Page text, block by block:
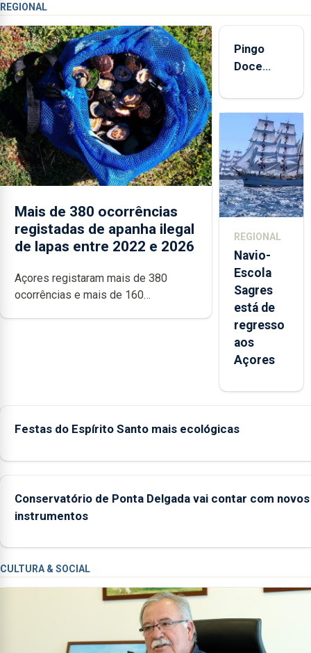
REGIONAL
Mais de 380 ocorrências
registadas de apanha ilegal
de lapas entre 2022 e 2026
Açores registaram mais de 380
ocorrências e mais de 160
Pingo
Doce
quinta-
feira nova
loja em
São
Sebastião
e cria 30
postos de
REGIONAL
Navio-
Escola
Sagres
está de
regresso
aos
Açores
Festas do Espírito Santo mais ecológicas
Conservatório de Ponta Delgada vai contar com novos
instrumentos
CULTURA & SOCIAL